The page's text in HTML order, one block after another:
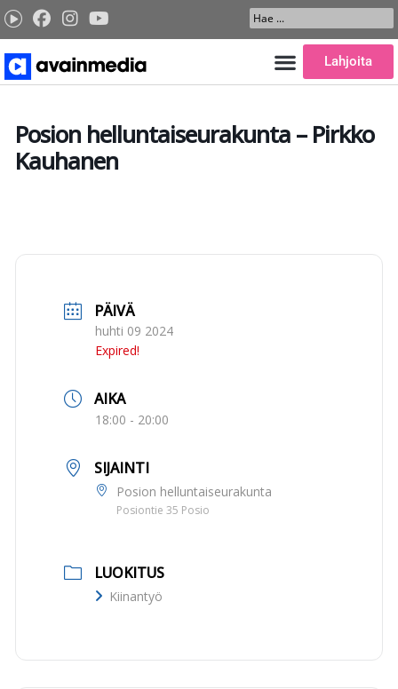
Siirry
sisältöön
Search
...
Lahjoita
Posion helluntaiseurakunta – Pirkko
Kauhanen
PÄIVÄ
huhti 09 2024
Expired!
AIKA
18:00 - 20:00
SIJAINTI
Posion helluntaiseurakunta
Posiontie 35 Posio
LUOKITUS
Kiinantyö